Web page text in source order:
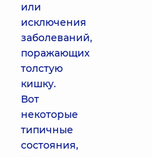
или
исключения
заболеваний,
поражающих
толстую
кишку.
Вот
некоторые
типичные
состояния,